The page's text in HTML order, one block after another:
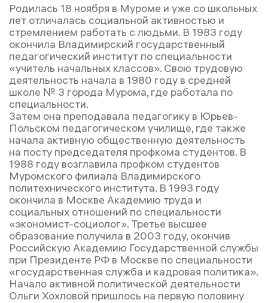
Родилась 18 ноября в Муроме и уже со школьных
лет отличалась социальной активностью и
стремлением работать с людьми. В 1983 году
окончила Владимирский государственный
педагогический институт по специальности
«учитель начальных классов». Свою трудовую
деятельность начала в 1980 году в средней
школе № 3 города Мурома, где работала по
специальности.
Затем она преподавала педагогику в Юрьев-
Польском педагогическом училище, где также
начала активную общественную деятельность
на посту председателя профкома студентов. В
1988 году возглавила профком студентов
Муромского филиала Владимирского
политехнического института. В 1993 году
окончила в Москве Академию труда и
социальных отношений по специальности
«экономист-социолог». Третье высшее
образование получила в 2003 году, окончив
Российскую Академию Государственной службы
при Президенте РФ в Москве по специальности
«государственная служба и кадровая политика».
Начало активной политической деятельности
Ольги Хохловой пришлось на первую половину